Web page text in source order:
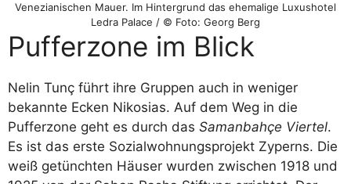
Venezianischen Mauer. Im Hintergrund das ehemalige Luxushotel
Ledra Palace / © Foto: Georg Berg
Pufferzone im Blick
Nelin Tunç führt ihre Gruppen auch in weniger
bekannte Ecken Nikosias. Auf dem Weg in die
Pufferzone geht es durch das Samanbahçe Viertel.
Es ist das erste Sozialwohnungsprojekt Zyperns. Die
weiß getünchten Häuser wurden zwischen 1918 und